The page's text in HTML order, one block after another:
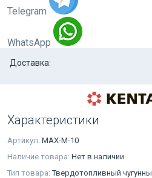
Telegram
WhatsApp
Доставка:
Характеристики
Артикул: MAX-M-10
Наличие товара: Нет в наличии
Тип товара:Твердотопливный